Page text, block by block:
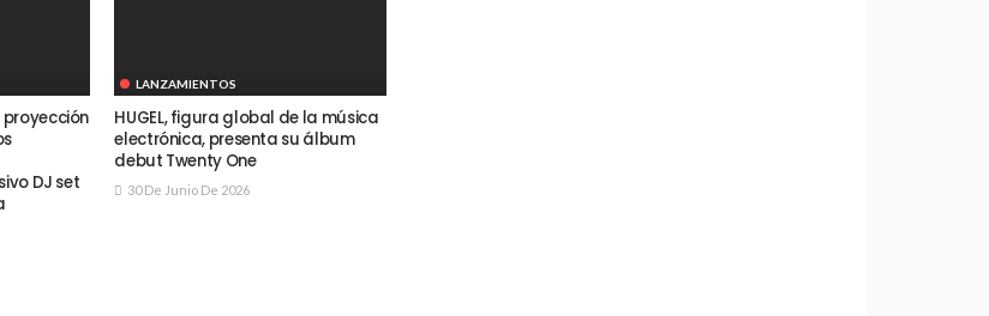
proyección
DJ set
LANZAMIENTOS
HUGEL, figura global de la música
electrónica, presenta su álbum
debut Twenty One
30 De Junio De 2026